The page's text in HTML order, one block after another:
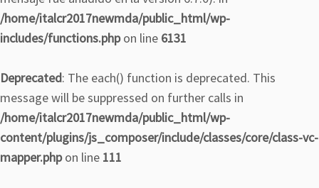
/home/italcr2017newmda/public_html/wp-
includes/functions.phpon line 6131
Deprecated: The each() function is deprecated. This
message will be suppressed on further calls in
/home/italcr2017newmda/public_html/wp-
content/plugins/js_composer/include/classes/core/class-vc-
mapper.phpon line 111